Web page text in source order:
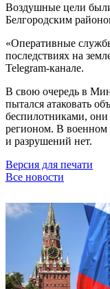
Воздушные цели
Белгородским
«Оперативные
последствиях на
Telegram-канале.
В свою очередь в
пытался атаковать
беспилотниками,
регионом. В военном
и разрушений нет.
Версия для печати
Все новости